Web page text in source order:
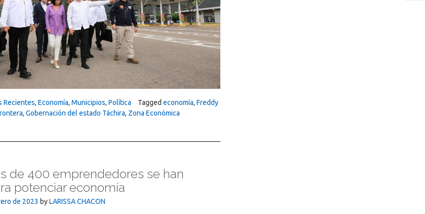
Recientes, Economía, Municipios, Política Tagged economía, Freddy
, Gobernación del estado Táchira, Zona Económica
de 400 emprendedores se han
potenciar economía
de 2023 byLARISSA CHACON